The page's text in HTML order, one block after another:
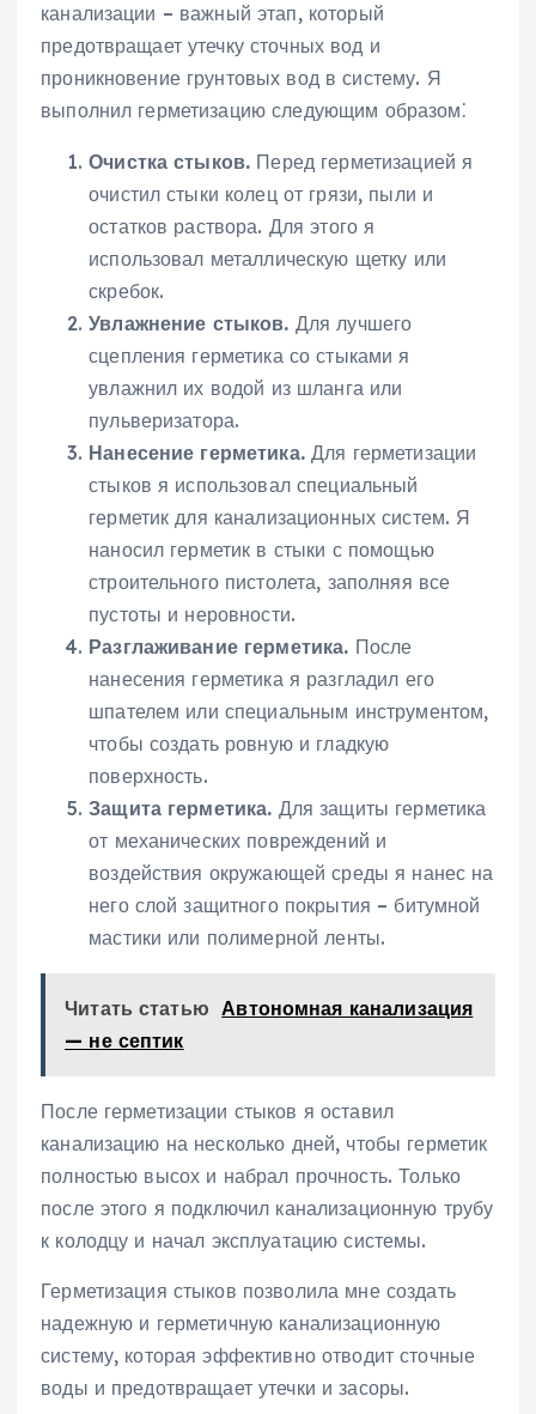
канализации – важный этап, который
предотвращает утечку сточных вод и
проникновение грунтовых вод в систему. Я
выполнил герметизацию следующим образом⁚
Очистка стыков. Перед герметизацией я
очистил стыки колец от грязи, пыли и
остатков раствора. Для этого я
использовал металлическую щетку или
скребок.
Увлажнение стыков. Для лучшего
сцепления герметика со стыками я
увлажнил их водой из шланга или
пульверизатора.
Нанесение герметика.Для герметизации
стыков я использовал специальный
герметик для канализационных систем. Я
наносил герметик в стыки с помощью
строительного пистолета, заполняя все
пустоты и неровности.
Разглаживание герметика. После
нанесения герметика я разгладил его
шпателем или специальным инструментом,
чтобы создать ровную и гладкую
поверхность.
Защита герметика. Для защиты герметика
от механических повреждений и
воздействия окружающей среды я нанес на
него слой защитного покрытия – битумной
мастики или полимерной ленты.
Читать статью Автономная канализация
— не септик
После герметизации стыков я оставил
канализацию на несколько дней, чтобы герметик
полностью высох и набрал прочность. Только
после этого я подключил канализационную трубу
к колодцу и начал эксплуатацию системы.
Герметизация стыков позволила мне создать
надежную и герметичную канализационную
систему, которая эффективно отводит сточные
воды и предотвращает утечки и засоры.